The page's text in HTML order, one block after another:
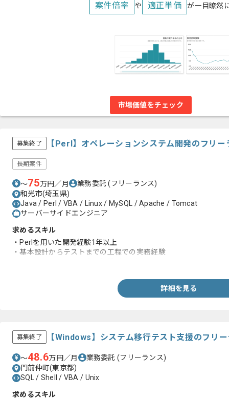
案件倍率 や 適正単価 が一目瞭然
市場価値をチェック
募集終了 【Perl】オペレーションシステム開発のフリ
長期案件
〜75万円／月 業務委託(フリーランス)
和光市(埼玉県)
Java / Perl / VBA / Linux / MySQL / Apache / Tomcat
サーバーサイドエンジニア
求めるスキル
・Perlを用いた開発経験1年以上
・基本設計からテストまでの工程での実務経験
詳細を見る
募集終了 【Windows】システム移行テスト支援のフリ
〜48.6万円／月 業務委託(フリーランス)
門前仲町(東京都)
SQL / Shell / VBA / Unix
求めるスキル